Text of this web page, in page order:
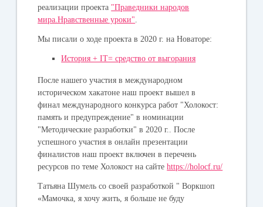
реализации проекта "Праведники народов
мира.Нравственные уроки"
Мы писали о ходе проекта в 2020 г. на Новаторе:
История + IT= средство от выгорания
После нашего участия в международном
историческом хакатоне наш проект вышел в
финал международного конкурса работ "Холокост:
память и предупреждение" в номинации
"Методические разработки" в 2020 г.. После
успешного участия в онлайн презентации
финалистов наш проект включен в перечень
ресурсов по теме Холокост на сайтеhttps://holocf.ru/
Татьяна Шумель со своей разработкой " Воркшоп
«Мамочка, я хочу жить, я больше не буду